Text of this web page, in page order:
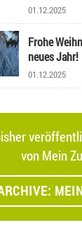
01.12.2025
Frohe
neues Jahr!
01.12.2025
von Mein